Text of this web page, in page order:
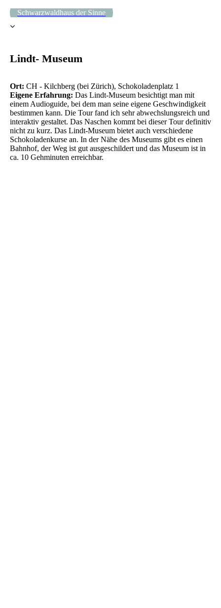
Schwarzwaldhaus der Sinne
Lindt- Museum
Ort: CH - Kilchberg (bei Zürich), Schokoladenplatz 1
Eigene Erfahrung: Das Lindt-Museum besichtigt man mit
einem Audioguide, bei dem man seine eigene Geschwindigkeit
bestimmen kann. Die Tour fand ich sehr abwechslungsreich und
interaktiv gestaltet. Das Naschen kommt bei dieser Tour definitiv
nicht zu kurz. Das Lindt-Museum bietet auch verschiedene
Schokoladenkurse an. In der Nähe des Museums gibt es einen
Bahnhof, der Weg ist gut ausgeschildert und das Museum ist in
ca. 10 Gehminuten erreichbar.